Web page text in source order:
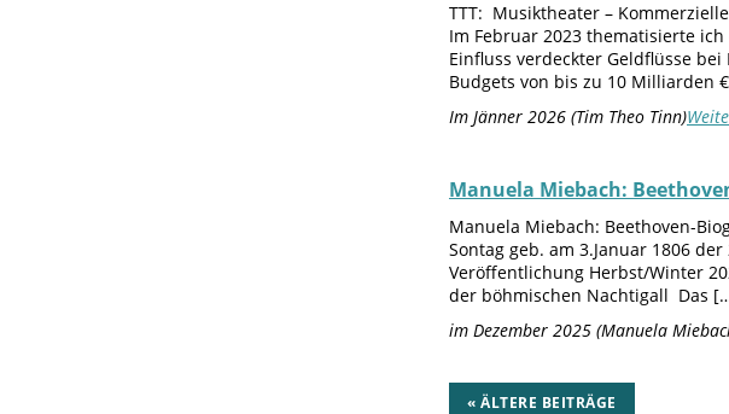
TTT: Musiktheater –
Im Februar 2023 thematisierte
Einfluss verdeckter Geldflüsse
Budgets von bis zu 10 Milliarden
Im Jänner 2026 (Tim Theo Tinn)
Manuela Miebach:
Manuela Miebach: Beethoven-
Sontag geb. am 3.Januar 1806
Veröffentlichung Herbst/Winter
der böhmischen Nachtigall Das
im Dezember 2025 (Manuela
« ÄLTERE BEITRÄGE